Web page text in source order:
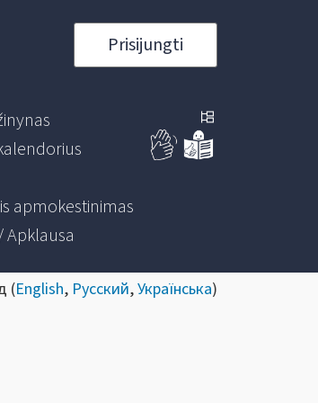
Prisijungti
apmokestinimas
Apklausa
(English, Русский,Українська)